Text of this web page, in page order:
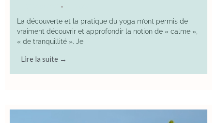
•
La découverte et la pratique du yoga m’ont permis de
vraiment découvrir et approfondir la notion de « calme »,
« de tranquillité ». Je
Lire la suite →